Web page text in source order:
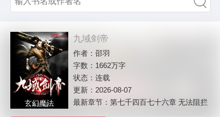
玄幻魔法
九域剑帝
作者：邵羽
字数： 1662万字
状态：连载
更新： 2026-08-07
最新章节：第七千四百七十六章 无法阻拦